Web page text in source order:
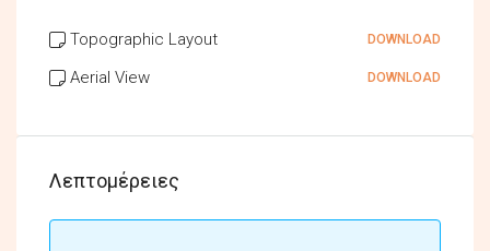
Topographic Layout DOWNLOAD
Aerial View DOWNLOAD
Λεπτομέρειες